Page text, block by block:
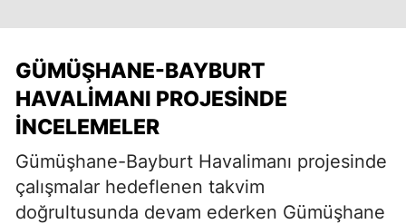
GÜMÜŞHANE-BAYBURT
HAVALIMANI PROJESINDE
İNCELEMELER
Gümüşhane-Bayburt Havalimanı projesinde
çalışmalar hedeflenen takvim
doğrultusunda devam ederken Gümüşhane